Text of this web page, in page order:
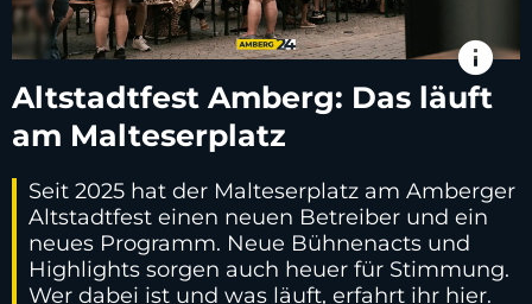
info
Altstadtfest Amberg: Das läuft
am Malteserplatz
Seit 2025 hat der Malteserplatz am Amberger
Altstadtfest einen neuen Betreiber und ein
neues Programm. Neue Bühnenacts und
Highlights sorgen auch heuer für Stimmung.
Wer dabei ist und was läuft, erfahrt ihr hier.